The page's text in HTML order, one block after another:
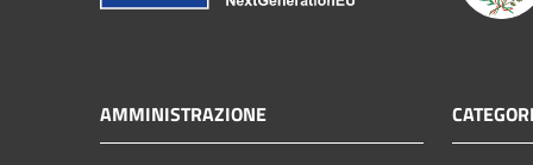
AMMINISTRAZIONE